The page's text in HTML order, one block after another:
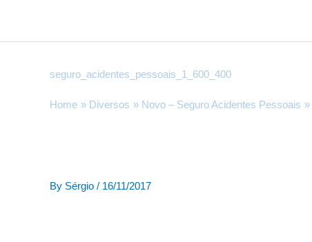
content
seguro_acidentes_pessoais_1_600_400
Home Diversos Novo – Seguro Acidentes Pessoais
By Sérgio / 16/11/2017